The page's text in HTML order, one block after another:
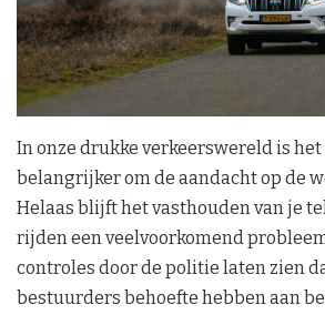
In onze drukke verkeerswereld is het
belangrijker om de aandacht op de
Helaas blijft het vasthouden van je
rijden een veelvoorkomend
controles door de politie laten zien
bestuurders behoefte hebben aan